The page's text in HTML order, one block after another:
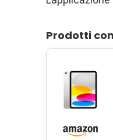
Prodotti